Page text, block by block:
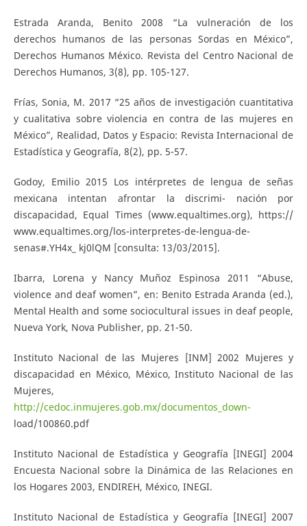
Estrada Aranda, Benito 2008 “La vulneración de los
derechos humanos de las personas Sordas en México”,
Derechos Humanos México. Revista del Centro Nacional de
Derechos Humanos, 3(8), pp. 105-127.
Frías, Sonia, M. 2017 “25 años de investigación cuantitativa
y cualitativa sobre violencia en contra de las mujeres en
México”, Realidad, Datos y Espacio: Revista Internacional de
Estadística y Geografía, 8(2), pp. 5-57.
Godoy, Emilio 2015 Los intérpretes de lengua de señas
mexicana intentan afrontar la discrimi- nación por
discapacidad, Equal Times (www.equaltimes.org), https://
www.equaltimes.org/los-interpretes-de-lengua-de-
senas#.YH4x_ kj0lQM [consulta: 13/03/2015].
Ibarra, Lorena y Nancy Muñoz Espinosa 2011 “Abuse,
violence and deaf women”, en: Benito Estrada Aranda (ed.),
Mental Health and some sociocultural issues in deaf people,
Nueva York, Nova Publisher, pp. 21-50.
Instituto Nacional de las Mujeres [INM] 2002 Mujeres y
discapacidad en México, México, Instituto Nacional de las
Mujeres,
http://cedoc.inmujeres.gob.mx/documentos_down-
load/100860.pdf
Instituto Nacional de Estadística y Geografía [INEGI] 2004
Encuesta Nacional sobre la Dinámica de las Relaciones en
los Hogares 2003, ENDIREH, México, INEGI.
Instituto Nacional de Estadística y Geografía [INEGI] 2007